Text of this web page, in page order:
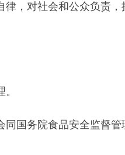
，对社会和公众负责，
国务院食品安全监督管